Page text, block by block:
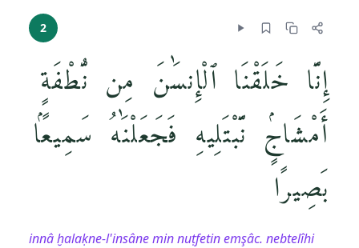
2
إِنَّا خَلَقْنَا ٱلْإِنسَٰنَ مِن نُّطْفَةٍ
أَمْشَاجٍۢ نَّبْتَلِيهِ فَجَعَلْنَٰهُ سَمِيعًۢا
بَصِيرًا
innâ ḫalaḳne-l'insâne min nuṭfetin emşâc. nebtelîhi